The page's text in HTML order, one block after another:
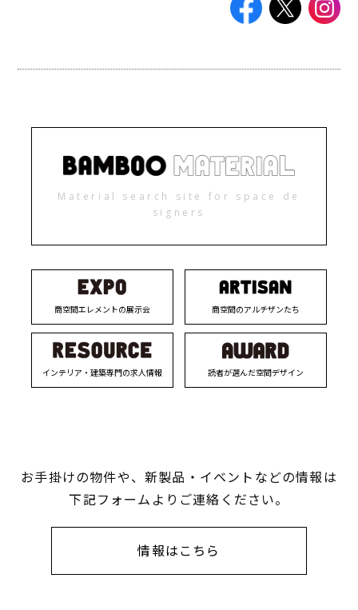
Material search site for space de
signers
商空間エレメントの展示会 商空間のアルチザンたち
インテリア・建築専門の求人情報 読者が選んだ空間デザイン
お手掛けの物件や、新製品・イベントなどの情報は
下記フォームよりご連絡ください。
情報はこちら